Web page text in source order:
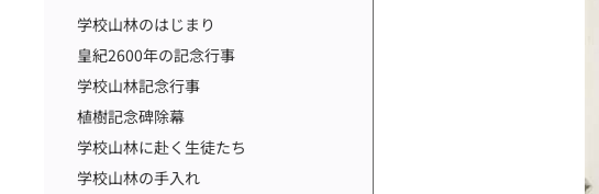
学校山林のはじまり
皇紀2600年の記念行事
学校山林記念行事
植樹記念碑除幕
学校山林に赴く生徒たち
学校山林の手入れ